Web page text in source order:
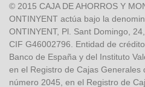
© 2015 CAJA DE AHORROS Y
ONTINYENT actúa bajo la
ONTINYENT, Pl. Sant Domingo,
CIF G46002796. Entidad de
Banco de España y del Instituto
en el Registro de Cajas Generales
número 2045, en el Registro de